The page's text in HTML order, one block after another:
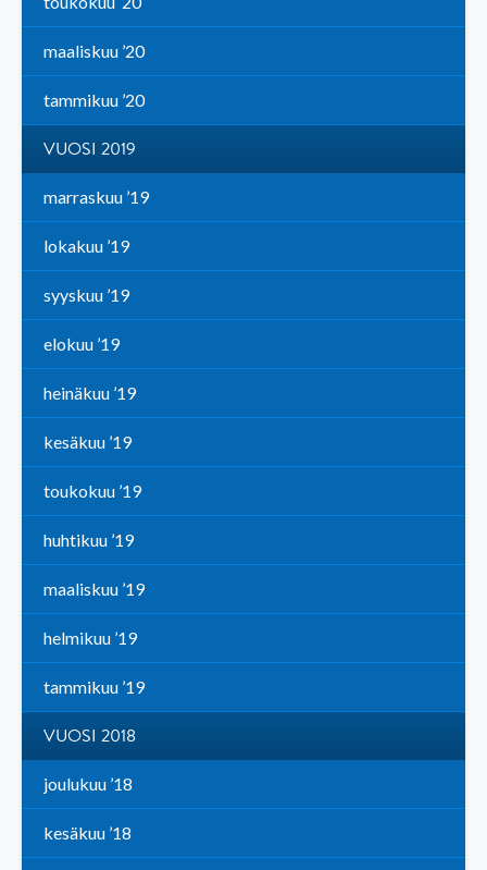
maaliskuu ’20
tammikuu ’20
VUOSI 2019
marraskuu ’19
lokakuu ’19
syyskuu ’19
elokuu ’19
heinäkuu ’19
kesäkuu ’19
toukokuu ’19
huhtikuu ’19
maaliskuu ’19
helmikuu ’19
tammikuu ’19
VUOSI 2018
joulukuu ’18
kesäkuu ’18